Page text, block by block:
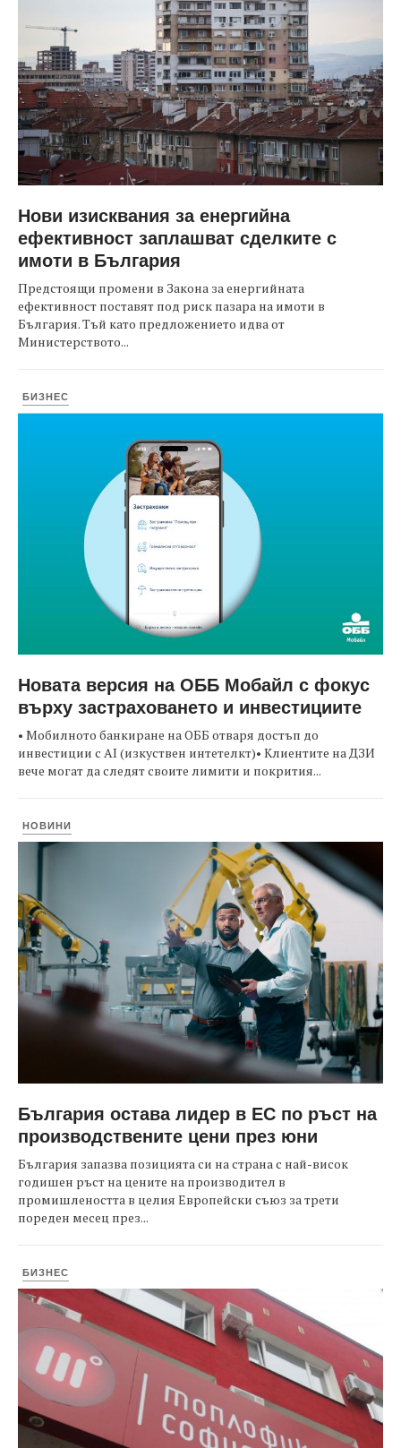
Нови изисквания за енергийна
ефективност заплашват сделките с
имоти в България
Предстоящи промени в Закона за енергийната
ефективност поставят под риск пазара на имоти в
България. Тъй като предложението идва от
Министерството...
БИЗНЕС
Новата версия на ОББ Мобайл с фокус
върху застраховането и инвестициите
• Мобилното банкиране на ОББ отваря достъп до
инвестиции с AI (изкуствен интетелкт)• Клиентите на ДЗИ
вече могат да следят своите лимити и покрития...
НОВИНИ
България остава лидер в ЕС по ръст на
производствените цени през юни
България запазва позицията си на страна с най-висок
годишен ръст на цените на производител в
промишлеността в целия Европейски съюз за трети
пореден месец през...
БИЗНЕС